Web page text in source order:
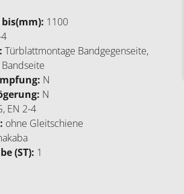
1100
Türblattmontage Bandgegenseite,
N
N
EN 2-4
ohne Gleitschiene
(ST): 1